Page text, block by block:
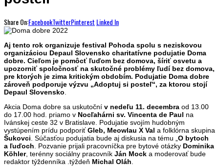
Share On:FacebookTwitterPinterest Linked In
Aj tento rok organizuje festival Pohoda spolu s neziskovou
organizáciou Depaul Slovensko charitatívne podujatie Doma
dobre. Cieľom je pomôcť ľuďom bez domova, šíriť osvetu a
upozorniť spoločnosť na skutočné problémy ľudí bez domova,
pre ktorých je zima kritickým obdobím. Podujatie Doma dobre
zároveň podporuje výzvu „Adoptuj si posteľ“, za ktorou stojí
Depaul Slovensko
Akcia Doma dobre sa uskutoční v nedeľu 11. decembra od 13.00
do 17.00 hod. priamo v Nocľahárni sv. Vincenta de Paul na
Ivánskej ceste 32 v Bratislave. Podujatie svojím hudobným
vystúpením prídu podporiťGleb, Meowlau X Val a folklórna skupina
Šukovci . Súčasťou podujatia bude aj diskusia na tému „ O bytoch
a ľuďoch . Pozvanie prijali pracovníčka pre bytové otázky Dominika
Köhler, terénny sociálny pracovník Ján Mock a moderovať bude
redaktor týždenníka .týždeň Michal Oláh